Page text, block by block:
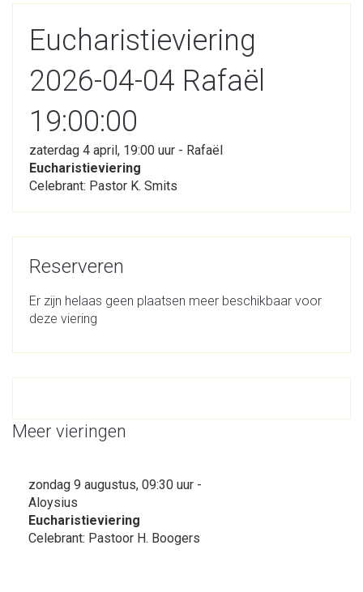
Eucharistieviering
2026-04-04 Rafaël
19:00:00
zaterdag 4 april, 19:00 uur - Rafaël
Eucharistieviering
Celebrant: Pastor K. Smits
Reserveren
Er zijn helaas geen plaatsen meer beschikbaar voor
deze viering
Meer vieringen
zondag 9 augustus, 09:30 uur -
Aloysius
Eucharistieviering
Celebrant: Pastoor H. Boogers